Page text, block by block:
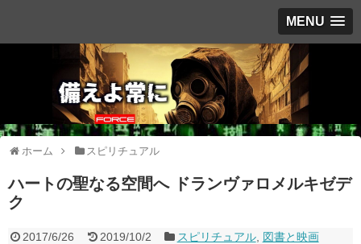
MENU
ホーム スピリチュアル
ハートの聖なる空間へ ドランヴァロメルキゼデ
ク
2017/6/26 2019/10/2 スピリチュアル, 図書と映画